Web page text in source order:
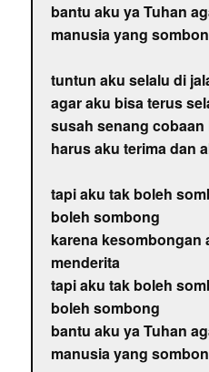
bantu aku ya Tuhan
manusia yang
tuntun aku selalu di
agar aku bisa terus
susah senang
harus aku terima dan
tapi aku tak boleh
boleh sombong
karena kesombongan
menderita
tapi aku tak boleh
boleh sombong
bantu aku ya Tuhan
manusia yang